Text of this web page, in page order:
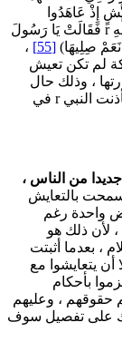
عَاهَدُوا
رَسُولَ اللَّهِ r وَمُدَّتِهِمْ مَعَ أَبِيهَا فَاسْتَفْتَتْ رَسُولَ اللَّهِ r فَقَالَتْ يَا رَسُولَ
صِلِيهَا)[55]
،
لم تكن تعيش
، وذلك حال
العهد بين النبي r وقريش ، فلما قدمت عليها استأذنت النبي r في
من الناس ،
بالتعايش
واحدة رغم
ذلك هو
بعدما أثبتت
يتعايشوا مع
بأحكام
، وعليهم
على تفصيل سوف